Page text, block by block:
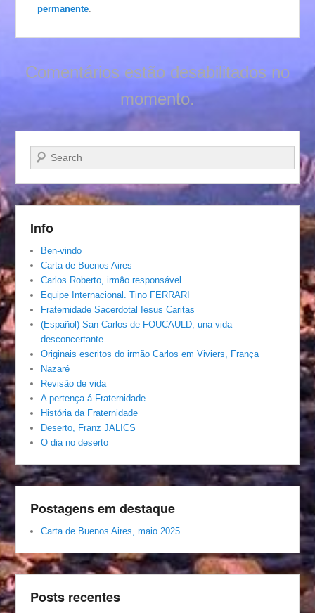
permanente
Comentários estão desabilitados no
momento.
Pesquisar…
Info
Ben-vindo
Carta de Buenos Aires
Carlos Roberto, irmâo responsável
Equipe Internacional. Tino FERRARI
Fraternidade Sacerdotal Iesus Caritas
(Español) San Carlos de FOUCAULD, una vida
desconcertante
Originais escritos do irmão Carlos em Viviers, França
Nazaré
Revisão de vida
A pertença á Fraternidade
História da Fraternidade
Deserto, Franz JALICS
O dia no deserto
Postagens em destaque
Carta de Buenos Aires, maio 2025
Posts recentes